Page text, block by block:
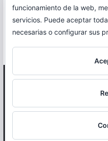
Correr
Otro
funcionamiento de la web,
servicios. Puede aceptar
necesarias o configurar sus